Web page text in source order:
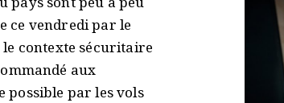
ce vendredi par le
contexte sécuritaire
aux
possible par les vols